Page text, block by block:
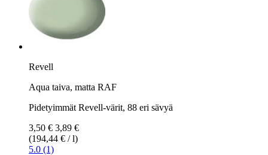
Revell
Aqua taiva, matta RAF
Pidetyimmät Revell-värit, 88 eri sävyä
3,50 € 3,89 €
(194,44 € / l)
5.0 (1)